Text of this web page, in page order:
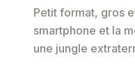
Petit format, gros
smartphone et la
une jungle